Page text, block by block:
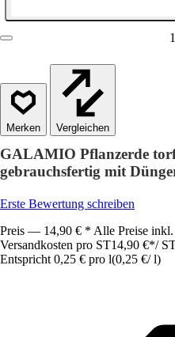
1
Vergleichen
GALAMIO Pflanzerde
gebrauchsfertig mit
Erste Bewertung schreiben
Preis — 14,90 € * Alle Preise
Versandkosten pro ST14,90 €*/
Entspricht 0,25 € pro l(0,25 €/ l)